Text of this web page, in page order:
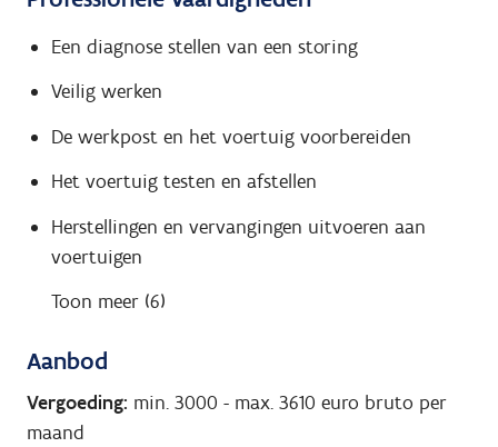
Een diagnose stellen van een storing
Veilig werken
De werkpost en het voertuig voorbereiden
Het voertuig testen en afstellen
Herstellingen en vervangingen uitvoeren aan
voertuigen
Toon meer (6)
Aanbod
Vergoeding: min. 3000 - max. 3610 euro bruto per
maand